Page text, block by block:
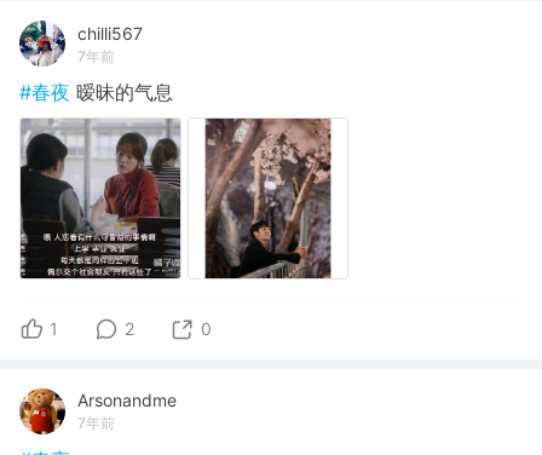
chilli567
7年前
#春夜 暧昧的气息
1 2 0
Arsonandme
7年前